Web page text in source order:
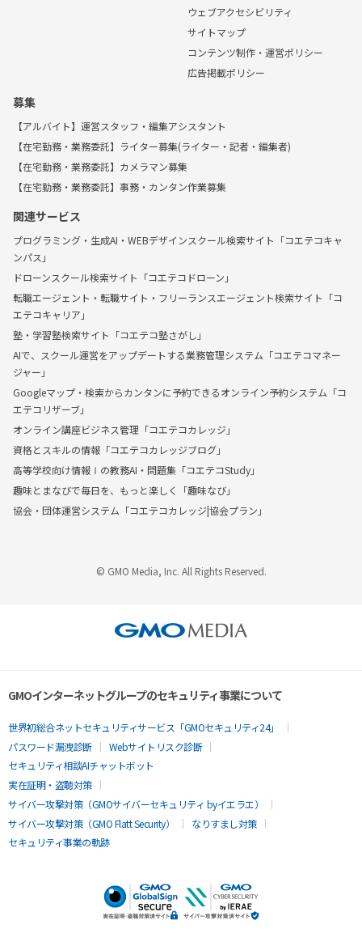
ウェブアクセシビリティ
サイトマップ
コンテンツ制作・運営ポリシー
広告掲載ポリシー
募集
【アルバイト】運営スタッフ・編集アシスタント
【在宅勤務・業務委託】ライター募集(ライター・記者・編集者)
【在宅勤務・業務委託】カメラマン募集
【在宅勤務・業務委託】事務・カンタン作業募集
関連サービス
プログラミング・生成AI・WEBデザインスクール検索サイト「コエテコキャ
ンパス」
ドローンスクール検索サイト「コエテコドローン」
転職エージェント・転職サイト・フリーランスエージェント検索サイト「コ
エテコキャリア」
塾・学習塾検索サイト「コエテコ塾さがし」
AIで、スクール運営をアップデートする業務管理システム「コエテコマネー
ジャー」
Googleマップ・検索からカンタンに予約できるオンライン予約システム「コ
エテコリザーブ」
オンライン講座ビジネス管理「コエテコカレッジ」
資格とスキルの情報「コエテコカレッジブログ」
高等学校向け情報Ⅰの教務AI・問題集「コエテコStudy」
趣味とまなびで毎日を、もっと楽しく「趣味なび」
協会・団体運営システム「コエテコカレッジ|協会プラン」
© GMO Media, Inc. All Rights Reserved.
GMOインターネットグループのセキュリティ事業について
世界初総合ネットセキュリティサービス「GMOセキュリティ24」
パスワード漏洩診断
Webサイトリスク診断
セキュリティ相談AIチャットボット
実在証明・盗聴対策
サイバー攻撃対策（GMOサイバーセキュリティ byイエラエ）
サイバー攻撃対策（GMO Flatt Security）
なりすまし対策
セキュリティ事業の軌跡